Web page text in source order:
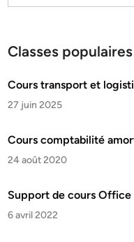
Classes populaires
Cours transport et
27 juin 2025
Cours comptabilité
24 août 2020
Support de cours
6 avril 2022